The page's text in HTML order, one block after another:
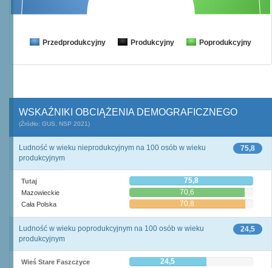
Przedprodukcyjny Produkcyjny Poprodukcyjny
WSKAŹNIKI OBCIĄŻENIA DEMOGRAFICZNEGO
(Źródło: GUS, NSP 2021)
75,8
Ludność w wieku nieprodukcyjnym na 100 osób w wieku
produkcyjnym
Tutaj 75,8
Mazowieckie 70,6
Cała Polska 70,8
24,5
Ludność w wieku poprodukcyjnym na 100 osób w wieku
produkcyjnym
Wieś Stare Faszczyce 24,5